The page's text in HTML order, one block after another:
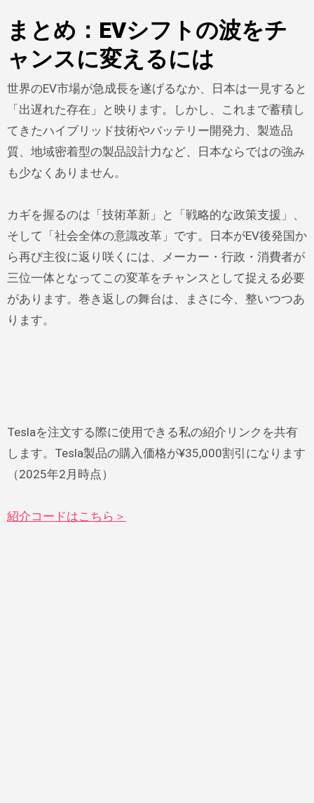
まとめ：EVシフトの波をチ
ャンスに変えるには
世界のEV市場が急成長を遂げるなか、日本は一見すると
「出遅れた存在」と映ります。しかし、これまで蓄積し
てきたハイブリッド技術やバッテリー開発力、製造品
質、地域密着型の製品設計力など、日本ならではの強み
も少なくありません。
カギを握るのは「技術革新」と「戦略的な政策支援」、
そして「社会全体の意識改革」です。日本がEV後発国か
ら再び主役に返り咲くには、メーカー・行政・消費者が
三位一体となってこの変革をチャンスとして捉える必要
があります。巻き返しの舞台は、まさに今、整いつつあ
ります。
Teslaを注文する際に使用できる私の紹介リンクを共有
します。Tesla製品の購入価格が¥35,000割引になります
（2025年2月時点）
紹介コードはこちら＞